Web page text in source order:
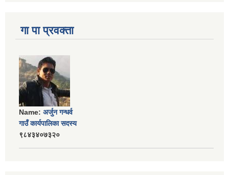
गा पा प्रवक्ता
Name: अर्जुन गन्धर्व
गाउँ कार्यपालिका सदस्य
९८४३४०७३२०